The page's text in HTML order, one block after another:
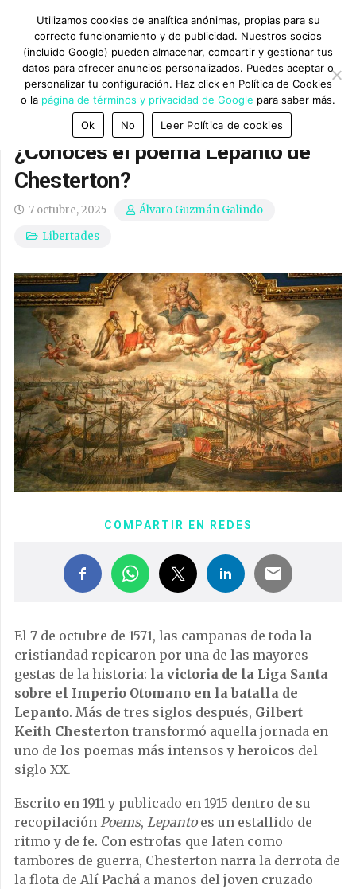
¿Conoces el poema Lepanto de
Chesterton?
7 octubre, 2025
Álvaro Guzmán Galindo
Libertades
COMPARTIR EN REDES
El 7 de octubre de 1571, las campanas de toda la
cristiandad repicaron por una de las mayores
gestas de la historia: la victoria de la Liga Santa
sobre el Imperio Otomano en la batalla de
Lepanto. Más de tres siglos después, Gilbert
Keith Chesterton transformó aquella jornada en
uno de los poemas más intensos y heroicos del
siglo XX.
Escrito en 1911 y publicado en 1915 dentro de su
recopilación Poems, Lepantoes un estallido de
ritmo y de fe. Con estrofas que laten como
tambores de guerra, Chesterton narra la derrota de
la flota de Alí Pachá a manos del joven cruzado
Utilizamos cookies de analítica anónimas, propias para su
correcto funcionamiento y de publicidad. Nuestros socios
(incluido Google) pueden almacenar, compartir y gestionar tus
datos para ofrecer anuncios personalizados. Puedes aceptar o
personalizar tu configuración. Haz click en Política de Cookies
o la página de términos y privacidad de Google para saber más.
Ok
No Leer Política de cookies